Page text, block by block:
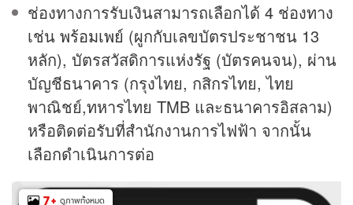
ช่องทางการรับเงินสามารถเลือกได้ 4 ช่องทาง
เช่น พร้อมเพย์ (ผูกกับเลขบัตรประชาชน 13
หลัก), บัตรสวัสดิการแห่งรัฐ (บัตรคนจน), ผ่าน
บัญชีธนาคาร (กรุงไทย, กสิกรไทย, ไทย
พาณิชย์,ทหารไทย TMB และธนาคารอิสลาม)
หรือติดต่อรับที่สำนักงานการไฟฟ้า จากนั้น
เลือกดำเนินการต่อ
7+ ดูภาพทั้งหมด